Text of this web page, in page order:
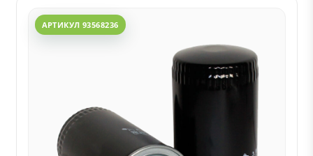
АРТИКУЛ 93568236